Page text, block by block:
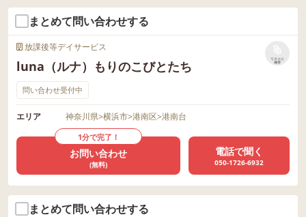
まとめて問い合わせする
放課後等デイサービス
luna（ルナ）もりのこびとたち
リストに
保存
問い合わせ受付中
エリア 神奈川県>横浜市>港南区>港南台
1分で完了！
お問い合わせ
(無料)
電話で聞く
050-1726-6932
まとめて問い合わせする